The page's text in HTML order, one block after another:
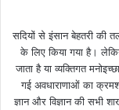
सदियों से इंसान बेहतरी की
के लिए किया गया है।
जाता है या व्यक्तिगत
गई अवधाराणाओं का
ज्ञान और विज्ञान की सभी